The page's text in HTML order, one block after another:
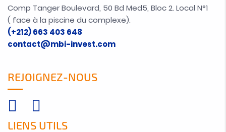
Comp Tanger Boulevard, 50 Bd Med5, Bloc 2. Local N°1
( face à la piscine du complexe).
(+212) 663 403 648
contact@mbi-invest.com
REJOIGNEZ-NOUS
LIENS UTILS